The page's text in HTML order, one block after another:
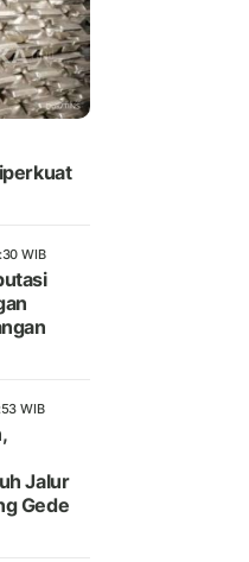
WIB
WIB
Jalur
Gede